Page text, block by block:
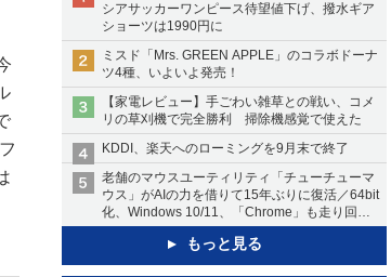
シアサッカーワンピース待望値下げ、撥水ギア
ショーツは1990円に
ミスド「Mrs. GREEN APPLE」のコラボドーナ
ツ4種、いよいよ発売！
【家電レビュー】手ごわい雑草との戦い、コメ
リの草刈機で完全勝利 掃除機感覚で使えた
KDDI、楽天へのローミングを9月末で終了
老舗のマウスユーティリティ「チューチューマ
ウス」がAIの力を借りて15年ぶりに復活／64bit
化、Windows 10/11、「Chrome」も走り回
る。復活記念で2026年末まで500円
もっと見る